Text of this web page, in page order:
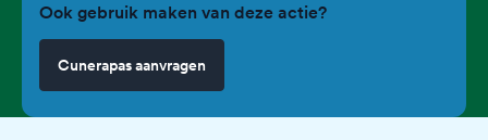
Ook gebruik maken van deze actie?
Cunerapas aanvragen